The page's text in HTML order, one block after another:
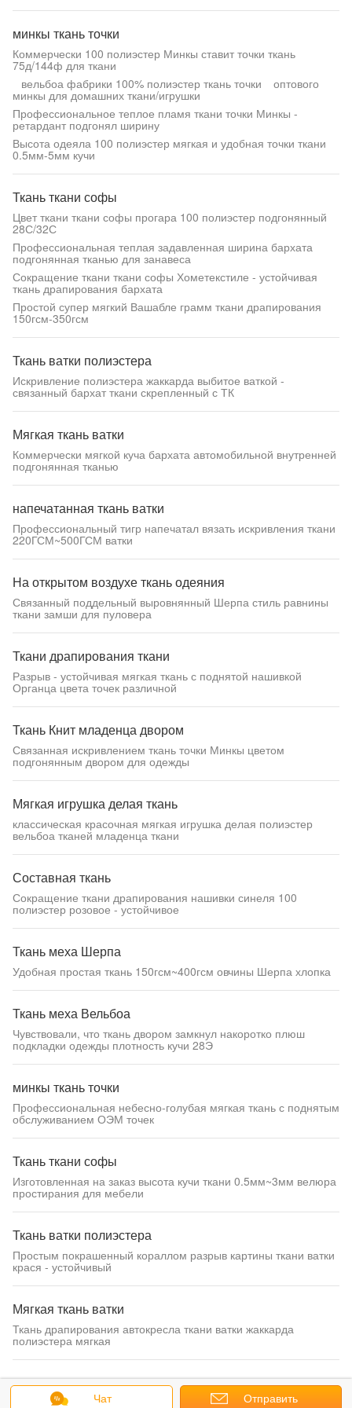
минкы ткань точки
Коммерчески 100 полиэстер Минкы ставит точки ткань
75д/144ф для ткани
вельбоа фабрики 100% полиэстер ткань точки оптового
минкы для домашних ткани/игрушки
Профессиональное теплое пламя ткани точки Минкы -
ретардант подгонял ширину
Высота одеяла 100 полиэстер мягкая и удобная точки ткани
0.5мм-5мм кучи
Ткань ткани софы
Цвет ткани ткани софы прогара 100 полиэстер подгонянный
28С/32С
Профессиональная теплая задавленная ширина бархата
подгонянная тканью для занавеса
Сокращение ткани ткани софы Хометекстиле - устойчивая
ткань драпирования бархата
Простой супер мягкий Вашабле грамм ткани драпирования
150гсм-350гсм
Ткань ватки полиэстера
Искривление полиэстера жаккарда выбитое ваткой -
связанный бархат ткани скрепленный с ТК
Мягкая ткань ватки
Коммерчески мягкой куча бархата автомобильной внутренней
подгонянная тканью
напечатанная ткань ватки
Профессиональный тигр напечатал вязать искривления ткани
220ГСМ~500ГСМ ватки
На открытом воздухе ткань одеяния
Связанный поддельный выровнянный Шерпа стиль равнины
ткани замши для пуловера
Ткани драпирования ткани
Разрыв - устойчивая мягкая ткань с поднятой нашивкой
Органца цвета точек различной
Ткань Книт младенца двором
Связанная искривлением ткань точки Минкы цветом
подгонянным двором для одежды
Мягкая игрушка делая ткань
классическая красочная мягкая игрушка делая полиэстер
вельбоа тканей младенца ткани
Составная ткань
Сокращение ткани драпирования нашивки синеля 100
полиэстер розовое - устойчивое
Ткань меха Шерпа
Удобная простая ткань 150гсм~400гсм овчины Шерпа хлопка
Ткань меха Вельбоа
Чувствовали, что ткань двором замкнул накоротко плюш
подкладки одежды плотность кучи 28Э
минкы ткань точки
Профессиональная небесно-голубая мягкая ткань с поднятым
обслуживанием ОЭМ точек
Ткань ткани софы
Изготовленная на заказ высота кучи ткани 0.5мм~3мм велюра
простирания для мебели
Ткань ватки полиэстера
Простым покрашенный кораллом разрыв картины ткани ватки
крася - устойчивый
Мягкая ткань ватки
Ткань драпирования автокресла ткани ватки жаккарда
полиэстера мягкая
напечатанная ткань ватки
Ткань полиэстера Книт Пртинтед картины поставщика ткани
Чат Отправить